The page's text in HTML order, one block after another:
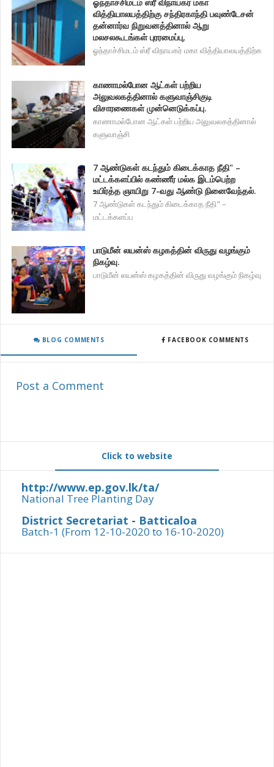
ஓந்தாச்சிமடம் ஸ்ரீ விநாயகர் மகா
வித்தியாலயத்திற்கு சந்திரகாந்தி பவுண்டேசன்
தன்னார்வ நிறுவனத்தினால் ஆறு
மலசலகூடங்கள் புரரமைப்பு,
ஓந்தாச்சிமடம் ஸ்ரீ விநாயகர் மகா வித்தியாலயத்திற்க
காணாமல்போன ஆட்கள் பற்றிய
அலுவலகத்தினால் களுவாஞ்சிகுடி
விசாரணைகள் முன்னெடுக்கப்பு.
காணாமல்போன ஆட்கள் பற்றிய அலுவலகத்தினால்
களுவாஞ்சி
7 ஆண்டுகள் கடந்தும் கிடைக்காத நீதி" –
மட்டக்களப்பில் கண்ணீர் மல்க இடம்பெற்ற
உயிர்த்த ஞாயிறு 7-வது ஆண்டு நினைவேந்தல்.
7 ஆண்டுகள் கடந்தும் கிடைக்காத நீதி" –
மட்டக்களப்ப
பாடுமீன் லயன்ஸ் கழகத்தின் விருது வழங்கும்
நிகழ்வு.
பாடுமீன் லயன்ஸ் கழகத்தின் விருது வழங்கும் நிகழ்வு
BLOG COMMENTS FACEBOOK COMMENTS
Post a Comment
Click to website
http://www.ep.gov.lk/ta/
National Tree Planting Day
District Secretariat - Batticaloa
Batch-1 (From 12-10-2020 to 16-10-2020)